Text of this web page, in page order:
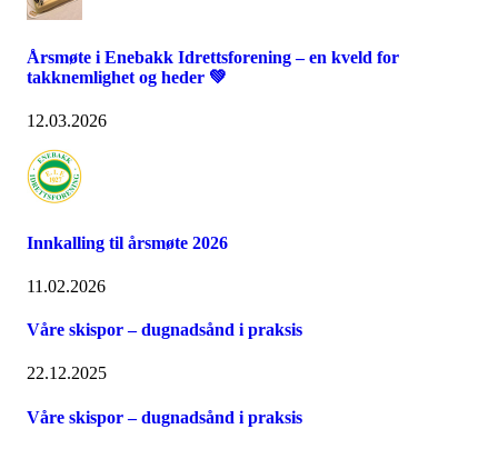
Årsmøte i Enebakk Idrettsforening – en kveld for
takknemlighet og heder 💚
12.03.2026
Innkalling til årsmøte 2026
11.02.2026
Våre skispor – dugnadsånd i praksis
22.12.2025
Våre skispor – dugnadsånd i praksis